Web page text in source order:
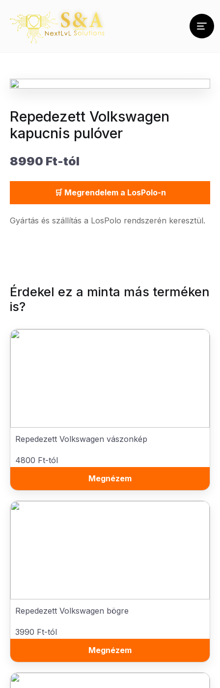
Repedezett Volkswagen
kapucnis pulóver
8990 Ft-tól
🛒 Megrendelem a LosPolo-n
Gyártás és szállítás a LosPolo rendszerén keresztül.
Érdekel ez a minta más terméken
is?
Repedezett Volkswagen vászonkép
4800 Ft-tól
Megnézem
Repedezett Volkswagen bögre
3990 Ft-tól
Megnézem